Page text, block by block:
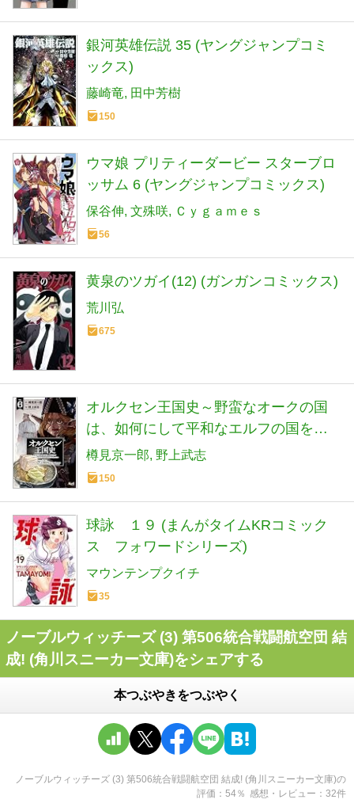
銀河英雄伝説 35 (ヤングジャンプコミ
ックス)
藤崎竜 田中芳樹
150
ウマ娘 プリティーダービー スターブロ
ッサム 6 (ヤングジャンプコミックス)
保谷伸 文殊咲 Ｃｙｇａｍｅｓ
56
黄泉のツガイ(12) (ガンガンコミックス)
荒川弘
675
オルクセン王国史～野蛮なオークの国
は、如何にして平和なエルフの国を焼
き払うに至ったか～６ (【漫画】オルク
セン王国史)
樽見京一郎 野上武志
150
球詠 １９ (まんがタイムKRコミック
ス フォワードシリーズ)
マウンテンプクイチ
35
ノーブルウィッチーズ (3) 第506統合戦闘航空団 結
成! (角川スニーカー文庫)をシェアする
本つぶやきをつぶやく
ノーブルウィッチーズ (3) 第506統合戦闘航空団 結成! (角川スニーカー文庫)の
評価
54％ 感想・レビュー 32件